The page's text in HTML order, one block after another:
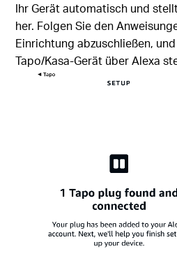
Ihr Gerät automatisch und
her. Folgen Sie den
Einrichtung abzuschließen,
Tapo/Kasa-Gerät über Alexa